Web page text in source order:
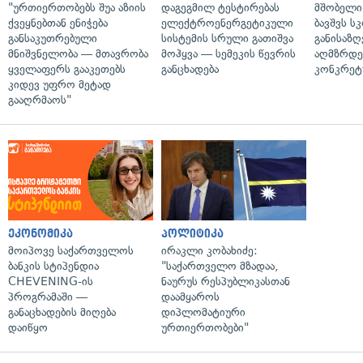
"ურთიერთობებს შუა აზიის
ქვეყნებთან ენიჭება
განსაკუთრებული
მნიშვნელობა — მთავრობა
ყველაფერს გააკეთებს
კიდევ უფრო მეტად
გააღრმაოს"
დაგეგმილ ტესტირებას
ელექტროენერგეტიკული
სისტემის სრული გათიშვა
მოჰყვა — სემეკის წევრის
განცხადება
მშობელი
ბავშვს
ეკონომიკა
მოიპოვე საქართველოს
ბანკის სტიპენდია
CHEVENING-ის
პროგრამაში —
განაცხადების მიღება
დაიწყო
პოლიტიკა
ირაკლი კობახიძე:
"საქართველო მზადაა,
ნაურუს რესპუბლიკასთან
დაამყაროს
დიპლომატიური
ურთიერთობები"